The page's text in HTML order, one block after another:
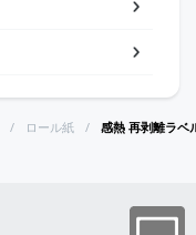
ロール紙 感熱 再剥離ラベ